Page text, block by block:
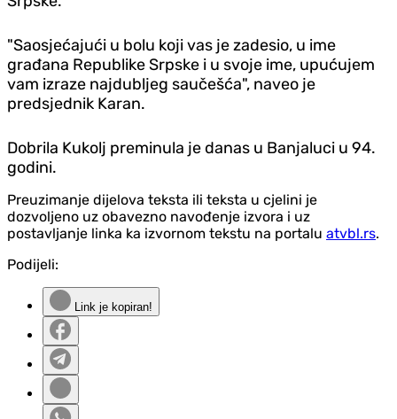
"Saosjećajući u bolu koji vas je zadesio, u ime
građana Republike Srpske i u svoje ime, upućujem
vam izraze najdubljeg saučešća", naveo je
predsjednik Karan.
Dobrila Kukolj preminula je danas u Banjaluci u 94.
godini.
Preuzimanje dijelova teksta ili teksta u cjelini je
dozvoljeno uz obavezno navođenje izvora i uz
postavljanje linka ka izvornom tekstu na portalu atvbl.rs.
Podijeli:
Link je kopiran!